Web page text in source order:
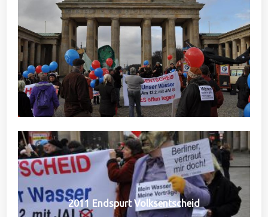
2011 Endspurt Volksentscheid